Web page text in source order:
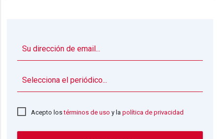
Acepto lostérminos de uso y lapolítica de privacidad